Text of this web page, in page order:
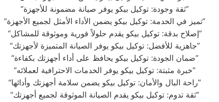
“ثقة وجودة: توكيل بيكو يوفر صيانة مضمونة للأجهزة”
“تميز في الخدمة: توكيل بيكو يضمن الأداء الأمثل لجميع الأجهزة”
“إصلاح بدقة: توكيل بيكو يقدم حلولاً فورية وموثوقة للمشاكل”
“جاهزية للأفضل: توكيل بيكو يوفر الصيانة المتميزة لأجهزتك”
“ضمان الجودة: توكيل بيكو يحافظ على أداء أجهزتك بكفاءة”
“خبرة مثبتة: توكيل بيكو يوفر الخدمات الاحترافية لعملائه”
“راحة البال والأمان: توكيل بيكو يضمن سلامة أجهزتك وأدائها”
“ثقة تدوم: توكيل بيكو يقدم الصيانة الموثوقة لجميع أجهزتك”